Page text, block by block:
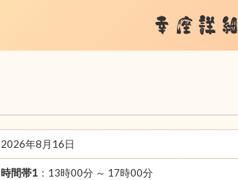
幸座詳細
2026年8月16日
時間帯1 ：13時00分 ～ 17時00分